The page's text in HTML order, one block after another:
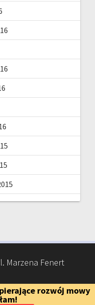
Marzena Fenert
rozwój mowy